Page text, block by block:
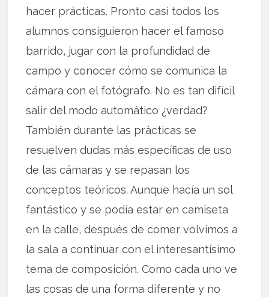
hacer prácticas. Pronto casi todos los
alumnos consiguieron hacer el famoso
barrido, jugar con la profundidad de
campo y conocer cómo se comunica la
cámara con el fotógrafo. No es tan difícil
salir del modo automático ¿verdad?
También durante las prácticas se
resuelven dudas más específicas de uso
de las cámaras y se repasan los
conceptos teóricos. Aunque hacía un sol
fantástico y se podía estar en camiseta
en la calle, después de comer volvimos a
la sala a continuar con el interesantísimo
tema de composición. Como cada uno ve
las cosas de una forma diferente y no